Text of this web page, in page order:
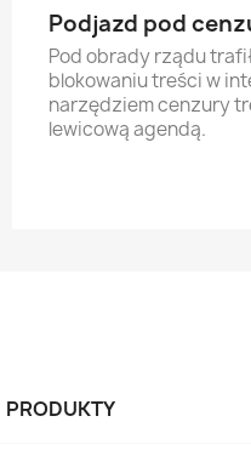
Podjazd pod
Pod obrady rządu
blokowaniu treści w
narzędziem cenzury
lewicową agendą.
PRODUKTY